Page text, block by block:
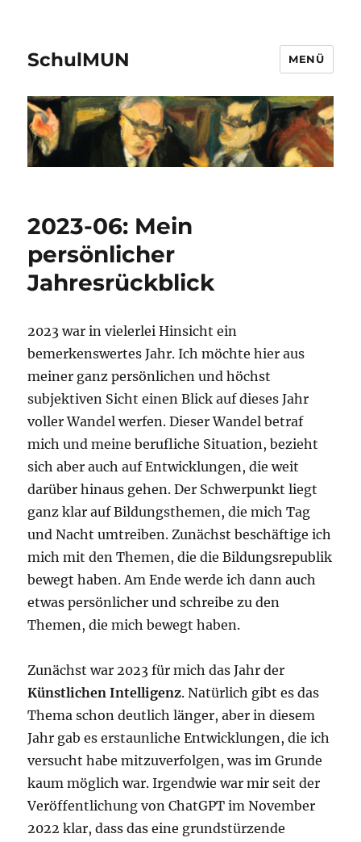
SchulMUN MENÜ
2023-06: Mein
persönlicher
Jahresrückblick
2023 war in vielerlei Hinsicht ein
bemerkenswertes Jahr. Ich möchte hier aus
meiner ganz persönlichen und höchst
subjektiven Sicht einen Blick auf dieses Jahr
voller Wandel werfen. Dieser Wandel betraf
mich und meine berufliche Situation, bezieht
sich aber auch auf Entwicklungen, die weit
darüber hinaus gehen. Der Schwerpunkt liegt
ganz klar auf Bildungsthemen, die mich Tag
und Nacht umtreiben. Zunächst beschäftige ich
mich mit den Themen, die die Bildungsrepublik
bewegt haben. Am Ende werde ich dann auch
etwas persönlicher und schreibe zu den
Themen, die mich bewegt haben.
Zunächst war 2023 für mich das Jahr der
Künstlichen Intelligenz. Natürlich gibt es das
Thema schon deutlich länger, aber in diesem
Jahr gab es erstaunliche Entwicklungen, die ich
versucht habe mitzuverfolgen, was im Grunde
kaum möglich war. Irgendwie war mir seit der
Veröffentlichung von ChatGPT im November
2022 klar, dass das eine grundstürzende